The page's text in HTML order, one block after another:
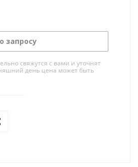
запросу
свяжутся с вами и уточнят
день цена может быть